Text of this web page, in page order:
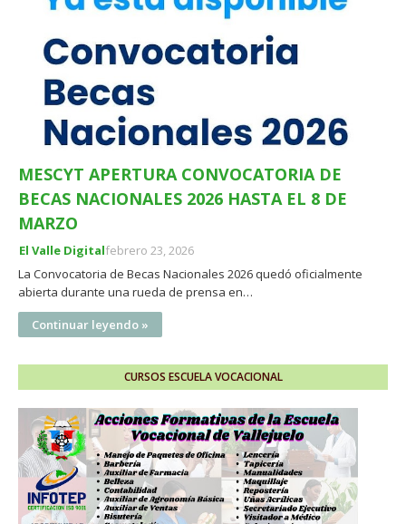
MESCYT APERTURA CONVOCATORIA DE
BECAS NACIONALES 2026 HASTA EL 8 DE
MARZO
El Valle Digitalfebrero 23, 2026
La Convocatoria de Becas Nacionales 2026 quedó oficialmente
abierta durante una rueda de prensa en…
Continuar leyendo »
CURSOS ESCUELA VOCACIONAL